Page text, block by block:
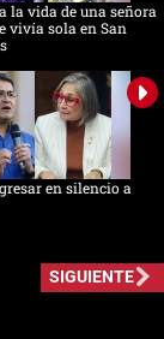
la vida de una señora
vivía sola en San
en silencio a
SIGUIENTE